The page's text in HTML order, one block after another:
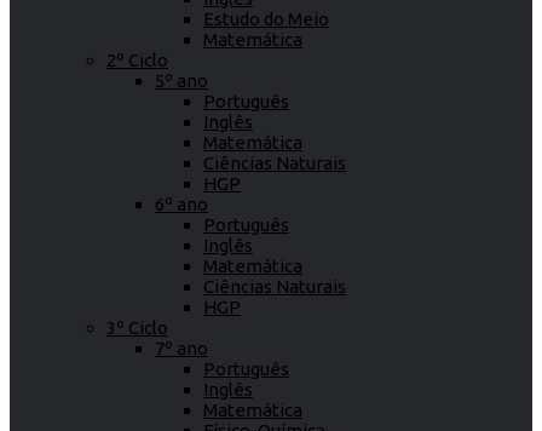
Estudo do Meio
Matemática
2º Ciclo
5º ano
Português
Inglês
Matemática
Ciências Naturais
HGP
6º ano
Português
Inglês
Matemática
Ciências Naturais
HGP
3º Ciclo
7º ano
Português
Inglês
Matemática